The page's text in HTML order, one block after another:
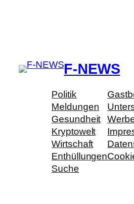
F-NEWS
Politik
Meldungen
Gesundheit
Kryptowelt
Wirtschaft
Enthüllungen
Suche